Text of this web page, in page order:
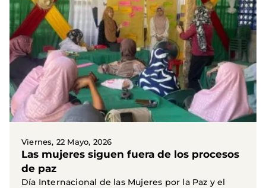
Viernes, 22 Mayo, 2026
Las mujeres siguen fuera de los procesos
de paz
Día Internacional de las Mujeres por la Paz y el